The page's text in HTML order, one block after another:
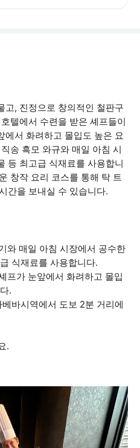
고, 진정으로 창의적인 철판구
텔에서 수련을 받은 셰프들이
에서 화려하고 몰입도 높은 요
송 흑모 와규와 매일 아침 시
등 최고급 식재료를 사용합니
창작 요리 코스를 통해 탁 트
간을 보내실 수 있습니다.
와 매일 아침 시장에서 공수한
식재료를 사용합니다.
프가 눈앞에서 화려하고 몰입
.
바시역에서 도보 2분 거리에
.